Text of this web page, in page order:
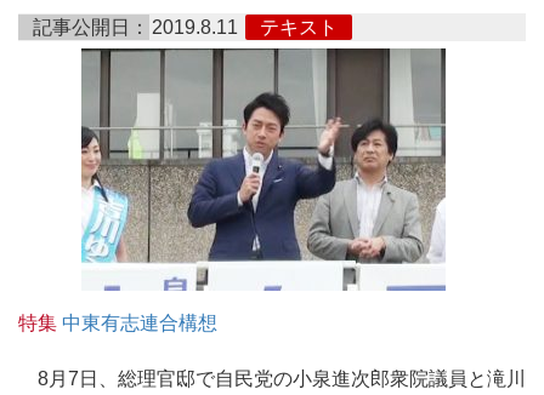
記事公開日： 2019.8.11 テキスト
特集 中東有志連合構想
8月7日、総理官邸で自民党の小泉進次郎衆院議員と滝川